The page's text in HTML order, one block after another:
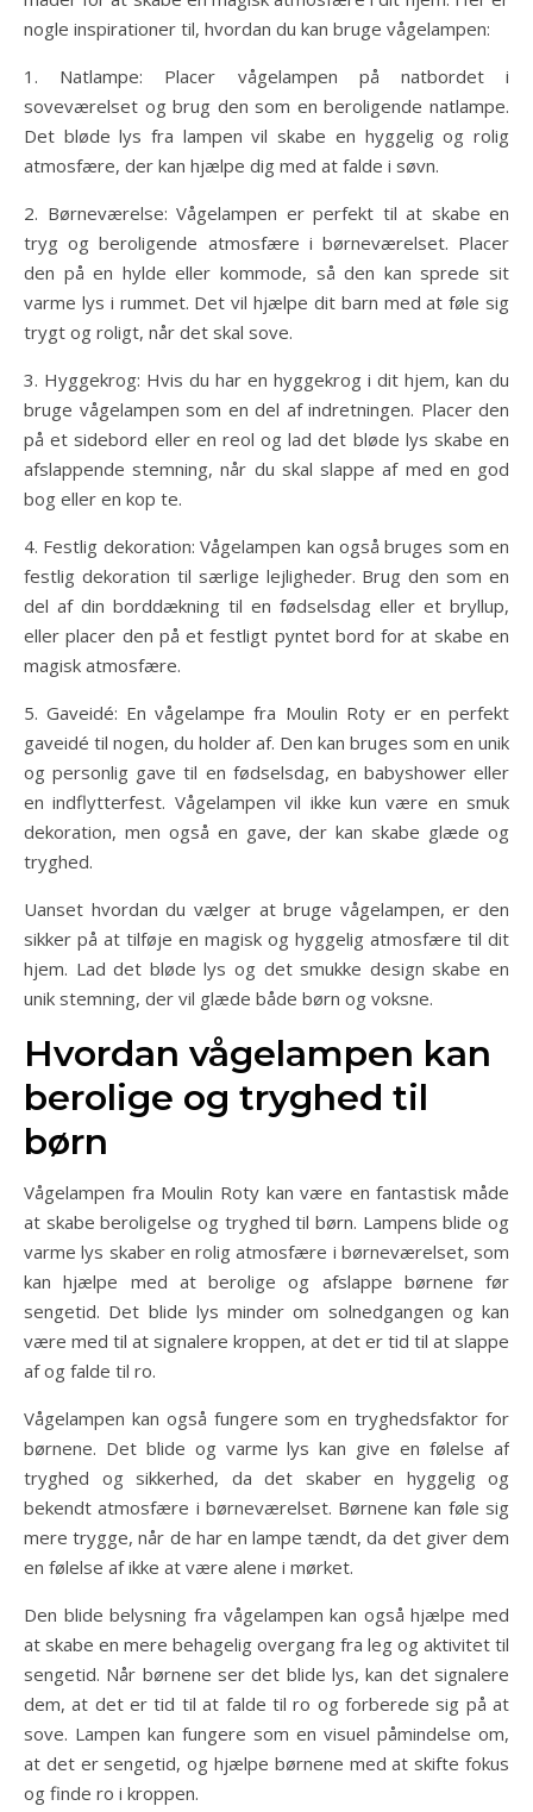
nogle inspirationer til, hvordan du kan bruge vågelampen:
1. Natlampe: Placer vågelampen på natbordet i
soveværelset og brug den som en beroligende natlampe.
Det bløde lys fra lampen vil skabe en hyggelig og rolig
atmosfære, der kan hjælpe dig med at falde i søvn.
2. Børneværelse: Vågelampen er perfekt til at skabe en
tryg og beroligende atmosfære i børneværelset. Placer
den på en hylde eller kommode, så den kan sprede sit
varme lys i rummet. Det vil hjælpe dit barn med at føle sig
trygt og roligt, når det skal sove.
3. Hyggekrog: Hvis du har en hyggekrog i dit hjem, kan du
bruge vågelampen som en del af indretningen. Placer den
på et sidebord eller en reol og lad det bløde lys skabe en
afslappende stemning, når du skal slappe af med en god
bog eller en kop te.
4. Festlig dekoration: Vågelampen kan også bruges som en
festlig dekoration til særlige lejligheder. Brug den som en
del af din borddækning til en fødselsdag eller et bryllup,
eller placer den på et festligt pyntet bord for at skabe en
magisk atmosfære.
5. Gaveidé: En vågelampe fra Moulin Roty er en perfekt
gaveidé til nogen, du holder af. Den kan bruges som en unik
og personlig gave til en fødselsdag, en babyshower eller
en indflytterfest. Vågelampen vil ikke kun være en smuk
dekoration, men også en gave, der kan skabe glæde og
tryghed.
Uanset hvordan du vælger at bruge vågelampen, er den
sikker på at tilføje en magisk og hyggelig atmosfære til dit
hjem. Lad det bløde lys og det smukke design skabe en
unik stemning, der vil glæde både børn og voksne.
Hvordan vågelampen kan
berolige og tryghed til
børn
Vågelampen fra Moulin Roty kan være en fantastisk måde
at skabe beroligelse og tryghed til børn. Lampens blide og
varme lys skaber en rolig atmosfære i børneværelset, som
kan hjælpe med at berolige og afslappe børnene før
sengetid. Det blide lys minder om solnedgangen og kan
være med til at signalere kroppen, at det er tid til at slappe
af og falde til ro.
Vågelampen kan også fungere som en tryghedsfaktor for
børnene. Det blide og varme lys kan give en følelse af
tryghed og sikkerhed, da det skaber en hyggelig og
bekendt atmosfære i børneværelset. Børnene kan føle sig
mere trygge, når de har en lampe tændt, da det giver dem
en følelse af ikke at være alene i mørket.
Den blide belysning fra vågelampen kan også hjælpe med
at skabe en mere behagelig overgang fra leg og aktivitet til
sengetid. Når børnene ser det blide lys, kan det signalere
dem, at det er tid til at falde til ro og forberede sig på at
sove. Lampen kan fungere som en visuel påmindelse om,
at det er sengetid, og hjælpe børnene med at skifte fokus
og finde ro i kroppen.